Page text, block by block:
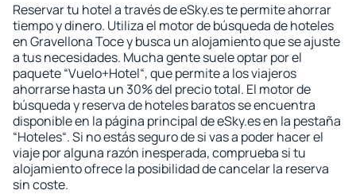
Reservar tu hotel a través de eSky.es te permite ahorrar
tiempo y dinero. Utiliza el motor de búsqueda de hoteles
en Gravellona Toce y busca un alojamiento que se ajuste
a tus necesidades. Mucha gente suele optar por el
paquete “Vuelo+Hotel“, que permite a los viajeros
ahorrarse hasta un 30% del precio total. El motor de
búsqueda y reserva de hoteles baratos se encuentra
disponible en la página principal de eSky.es en la pestaña
“Hoteles“. Si no estás seguro de si vas a poder hacer el
viaje por alguna razón inesperada, comprueba si tu
alojamiento ofrece la posibilidad de cancelar la reserva
sin coste.